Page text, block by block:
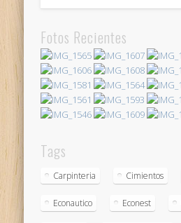
Fotos Recientes
Tags
Carpinteria Cimientos
Econautico Econest